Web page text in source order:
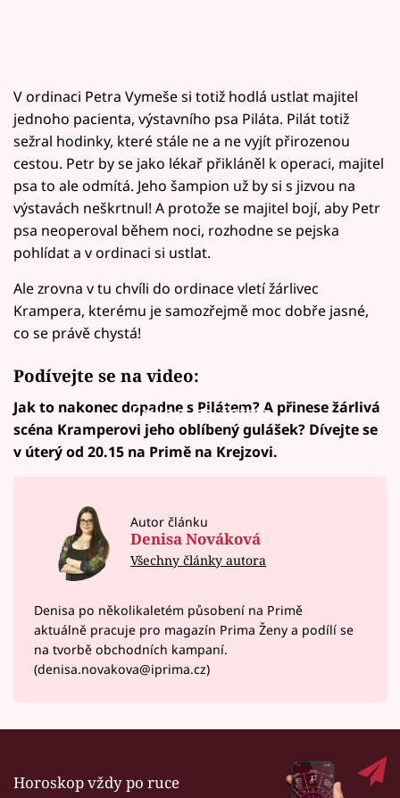
V ordinaci Petra Vymeše si totiž hodlá ustlat majitel
jednoho pacienta, výstavního psa Piláta. Pilát totiž
sežral hodinky, které stále ne a ne vyjít přirozenou
cestou. Petr by se jako lékař přikláněl k operaci, majitel
psa to ale odmítá. Jeho šampion už by si s jizvou na
výstavách neškrtnul! A protože se majitel bojí, aby Petr
psa neoperoval během noci, rozhodne se pejska
pohlídat a v ordinaci si ustlat.
Ale zrovna v tu chvíli do ordinace vletí žárlivec
Krampera, kterému je samozřejmě moc dobře jasné,
co se právě chystá!
Podívejte se na video:
Failed to fetch
Jak to nakonec dopadne s Pilátem? A přinese žárlivá
scéna Kramperovi jeho oblíbený gulášek? Dívejte se
v úterý od 20.15 na Primě na Krejzovi.
Autor článku
Denisa Nováková
Všechny články autora
Denisa po několikaletém působení na Primě
aktuálně pracuje pro magazín Prima Ženy a podílí se
na tvorbě obchodních kampaní.
(denisa.novakova@iprima.cz)
Horoskop vždy po ruce